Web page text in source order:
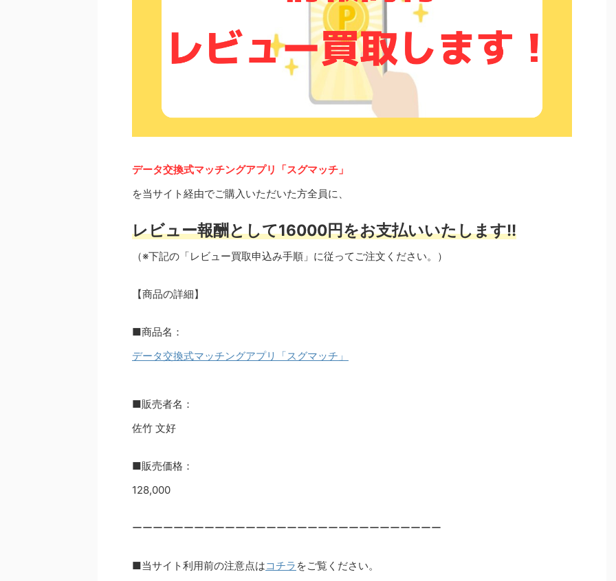
データ交換式マッチングアプリ「スグマッチ」
を当サイト経由でご購入いただいた方全員に、
レビュー報酬として16000円をお支払いいたします!!
（※下記の「レビュー買取申込み手順」に従ってご注文ください。）
【商品の詳細】
■商品名：
データ交換式マッチングアプリ「スグマッチ」
■販売者名：
佐竹 文好
■販売価格：
128,000
ーーーーーーーーーーーーーーーーーーーーーーーーーーーーーー
■当サイト利用前の注意点はコチラ をご覧ください。